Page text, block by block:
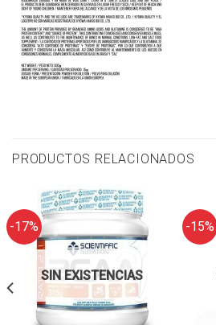
PRODUCTOS RELACIONADOS
-17%
SIN EXISTENCIAS
-15%